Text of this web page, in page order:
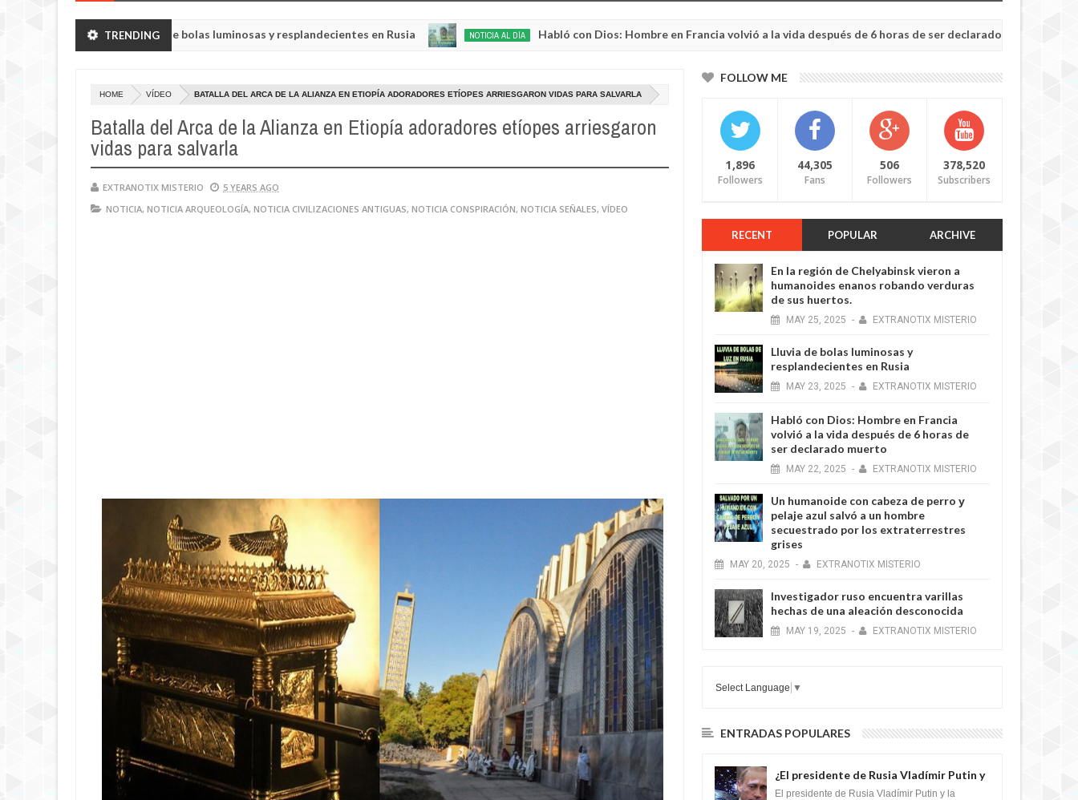
TRENDING
Lluvia de bolas luminosas y resplandecientes en Rusia NOTICIA AL DÍA Habló con Dios: Hombre en Francia volvió a la vida después de 6 horas de ser declarado muerto
HOME VÍDEO BATALLA DEL ARCA DE LA ALIANZA EN ETIOPÍA ADORADORES ETÍOPES ARRIESGARON VIDAS PARA SALVARLA
Batalla del Arca de la Alianza en Etiopía adoradores etíopes arriesgaron
vidas para salvarla
EXTRANOTIX MISTERIO
5 YEARS AGO
NOTICIA, NOTICIA ARQUEOLOGÍA, NOTICIA CIVILIZACIONES ANTIGUAS, NOTICIA CONSPIRACIÓN, NOTICIA SEÑALES, VÍDEO
FOLLOW ME
1,896
Followers
44,305
Fans
506
Followers
378,520
Subscribers
RECENT POPULAR ARCHIVE
En la región de Chelyabinsk vieron a
humanoides enanos robando verduras
de sus huertos.
MAY 25, 2025 - EXTRANOTIX MISTERIO
Lluvia de bolas luminosas y
resplandecientes en Rusia
MAY 23, 2025 - EXTRANOTIX MISTERIO
Habló con Dios: Hombre en Francia
volvió a la vida después de 6 horas de
ser declarado muerto
MAY 22, 2025 - EXTRANOTIX MISTERIO
Un humanoide con cabeza de perro у
pelaje azul salvó a un hombre
secuestrado por los extraterrestres
grises
MAY 20, 2025 - EXTRANOTIX MISTERIO
Investigador ruso encuentra varillas
hechas de una aleación desconocida
MAY 19, 2025 - EXTRANOTIX MISTERIO
Select Language ▼
ENTRADAS POPULARES
¿El presidente de Rusia Vladímir Putin y
la Federación Galactica han firmado un
El presidente de Rusia Vladímir Putin y la